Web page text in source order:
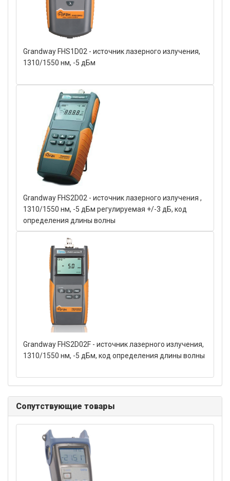
Grandway FHS1D02 - источник лазерного излучения,
1310/1550 нм, -5 дБм
Grandway FHS2D02 - источник лазерного излучения ,
1310/1550 нм, -5 дБм регулируемая +/-3 дБ, код
определения длины волны
Grandway FHS2D02F - источник лазерного излучения,
1310/1550 нм, -5 дБм, код определения длины волны
Сопутствующие товары